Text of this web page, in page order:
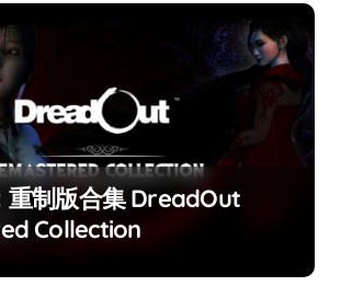
重制版合集 DreadOut
Collection